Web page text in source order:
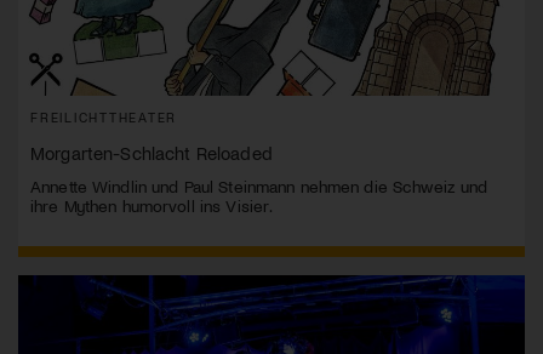
FREILICHTTHEATER
Morgarten-Schlacht Reloaded
Annette Windlin und Paul Steinmann nehmen die Schweiz und
ihre Mythen humorvoll ins Visier.